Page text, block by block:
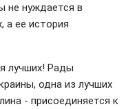
не нуждается в
а ее история
лучших! Рады
одна из лучших
- присоединяется к